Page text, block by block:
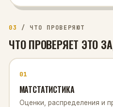
03 / ЧТО ПРОВЕРЯЮТ
ЧТО ПРОВЕРЯЕТ ЭТО
01
МАТСТАТИСТИКА
Оценки, распределения и